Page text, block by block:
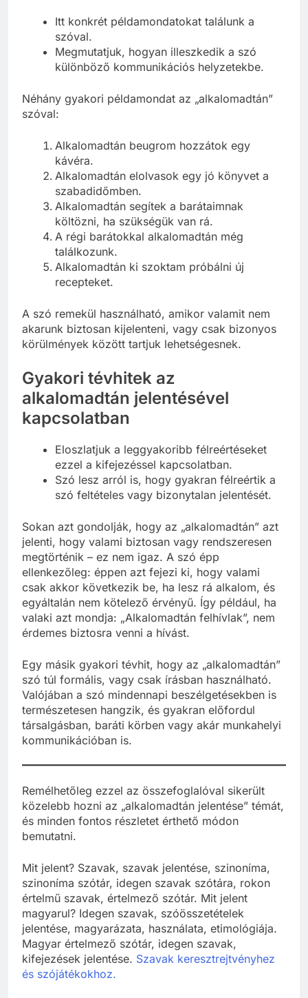
Itt konkrét példamondatokat találunk a
szóval.
Megmutatjuk, hogyan illeszkedik a szó
különböző kommunikációs helyzetekbe.
Néhány gyakori példamondat az „alkalomadtán”
szóval:
Alkalomadtán beugrom hozzátok egy
kávéra.
Alkalomadtán elolvasok egy jó könyvet a
szabadidőmben.
Alkalomadtán segítek a barátaimnak
költözni, ha szükségük van rá.
A régi barátokkal alkalomadtán még
találkozunk.
Alkalomadtán ki szoktam próbálni új
recepteket.
A szó remekül használható, amikor valamit nem
akarunk biztosan kijelenteni, vagy csak bizonyos
körülmények között tartjuk lehetségesnek.
Gyakori tévhitek az
alkalomadtán jelentésével
kapcsolatban
Eloszlatjuk a leggyakoribb félreértéseket
ezzel a kifejezéssel kapcsolatban.
Szó lesz arról is, hogy gyakran félreértik a
szó feltételes vagy bizonytalan jelentését.
Sokan azt gondolják, hogy az „alkalomadtán” azt
jelenti, hogy valami biztosan vagy rendszeresen
megtörténik – ez nem igaz. A szó épp
ellenkezőleg: éppen azt fejezi ki, hogy valami
csak akkor következik be, ha lesz rá alkalom, és
egyáltalán nem kötelező érvényű. Így például, ha
valaki azt mondja: „Alkalomadtán felhívlak”, nem
érdemes biztosra venni a hívást.
Egy másik gyakori tévhit, hogy az „alkalomadtán”
szó túl formális, vagy csak írásban használható.
Valójában a szó mindennapi beszélgetésekben is
természetesen hangzik, és gyakran előfordul
társalgásban, baráti körben vagy akár munkahelyi
kommunikációban is.
Remélhetőleg ezzel az összefoglalóval sikerült
közelebb hozni az „alkalomadtán jelentése” témát,
és minden fontos részletet érthető módon
bemutatni.
Mit jelent? Szavak, szavak jelentése, szinoníma,
szinoníma szótár, idegen szavak szótára, rokon
értelmű szavak, értelmező szótár. Mit jelent
magyarul? Idegen szavak, szóösszetételek
jelentése, magyarázata, használata, etimológiája.
Magyar értelmező szótár, idegen szavak,
kifejezések jelentése. Szavak keresztrejtvényhez
és szójátékokhoz.